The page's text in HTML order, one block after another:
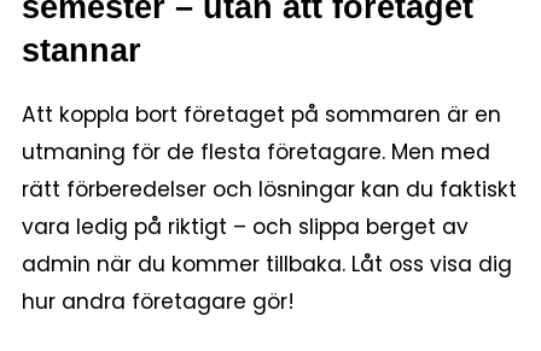
stannar
Att koppla bort företaget på sommaren är en
utmaning för de flesta företagare. Men med
rätt förberedelser och lösningar kan du faktiskt
vara ledig på riktigt – och slippa berget av
admin när du kommer tillbaka. Låt oss visa dig
hur andra företagare gör!